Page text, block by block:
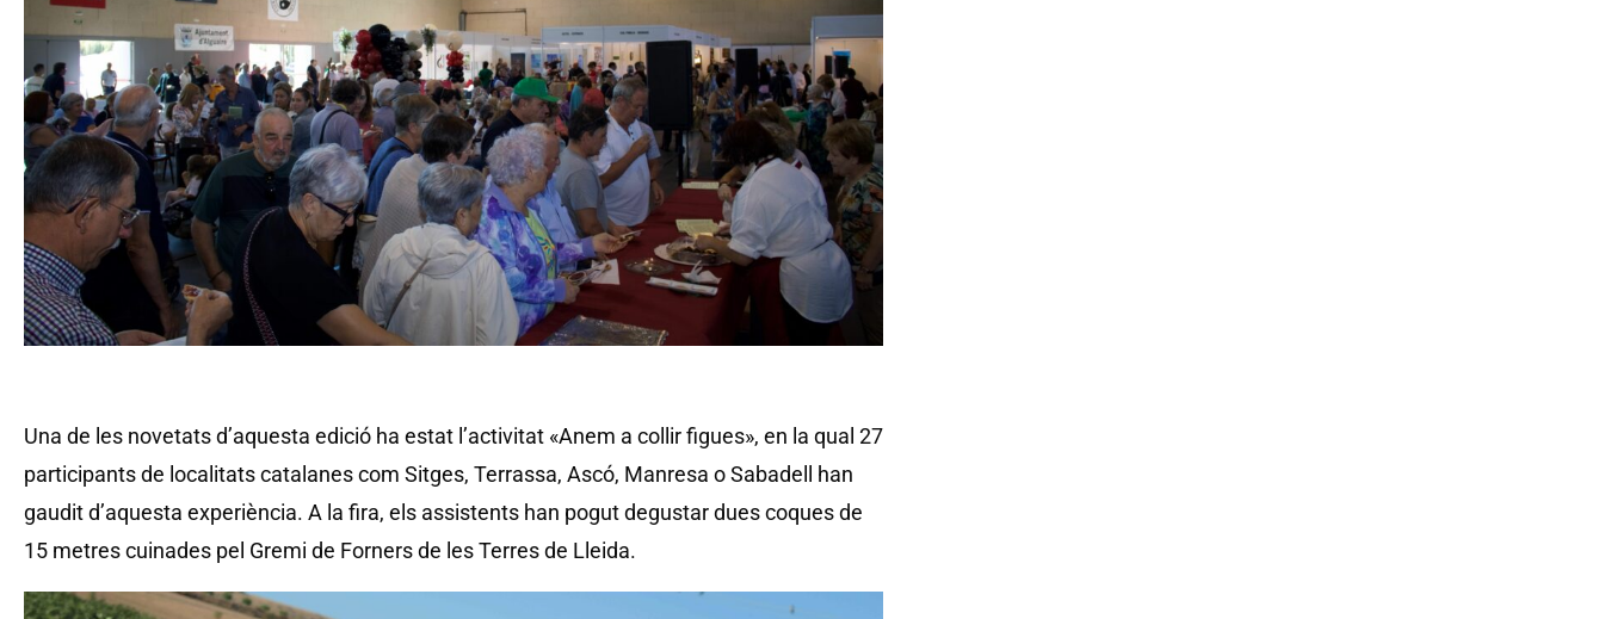
Una de les novetats d’aquesta edició ha estat l’activitat «Anem a collir figues», en la qual 27
participants de localitats catalanes com Sitges, Terrassa, Ascó, Manresa o Sabadell han
gaudit d’aquesta experiència. A la fira, els assistents han pogut degustar dues coques de
15 metres cuinades pel Gremi de Forners de les Terres de Lleida.